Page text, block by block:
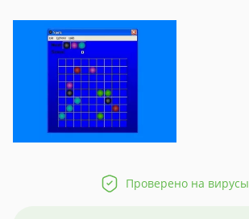
Проверено на вирусы